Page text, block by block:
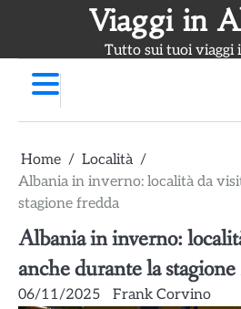
Viaggi in
Tutto sui tuoi viaggi
Home
Località
Albania in inverno: località da
stagione fredda
Albania in inverno:
anche durante la
06/11/2025 Frank Corvino